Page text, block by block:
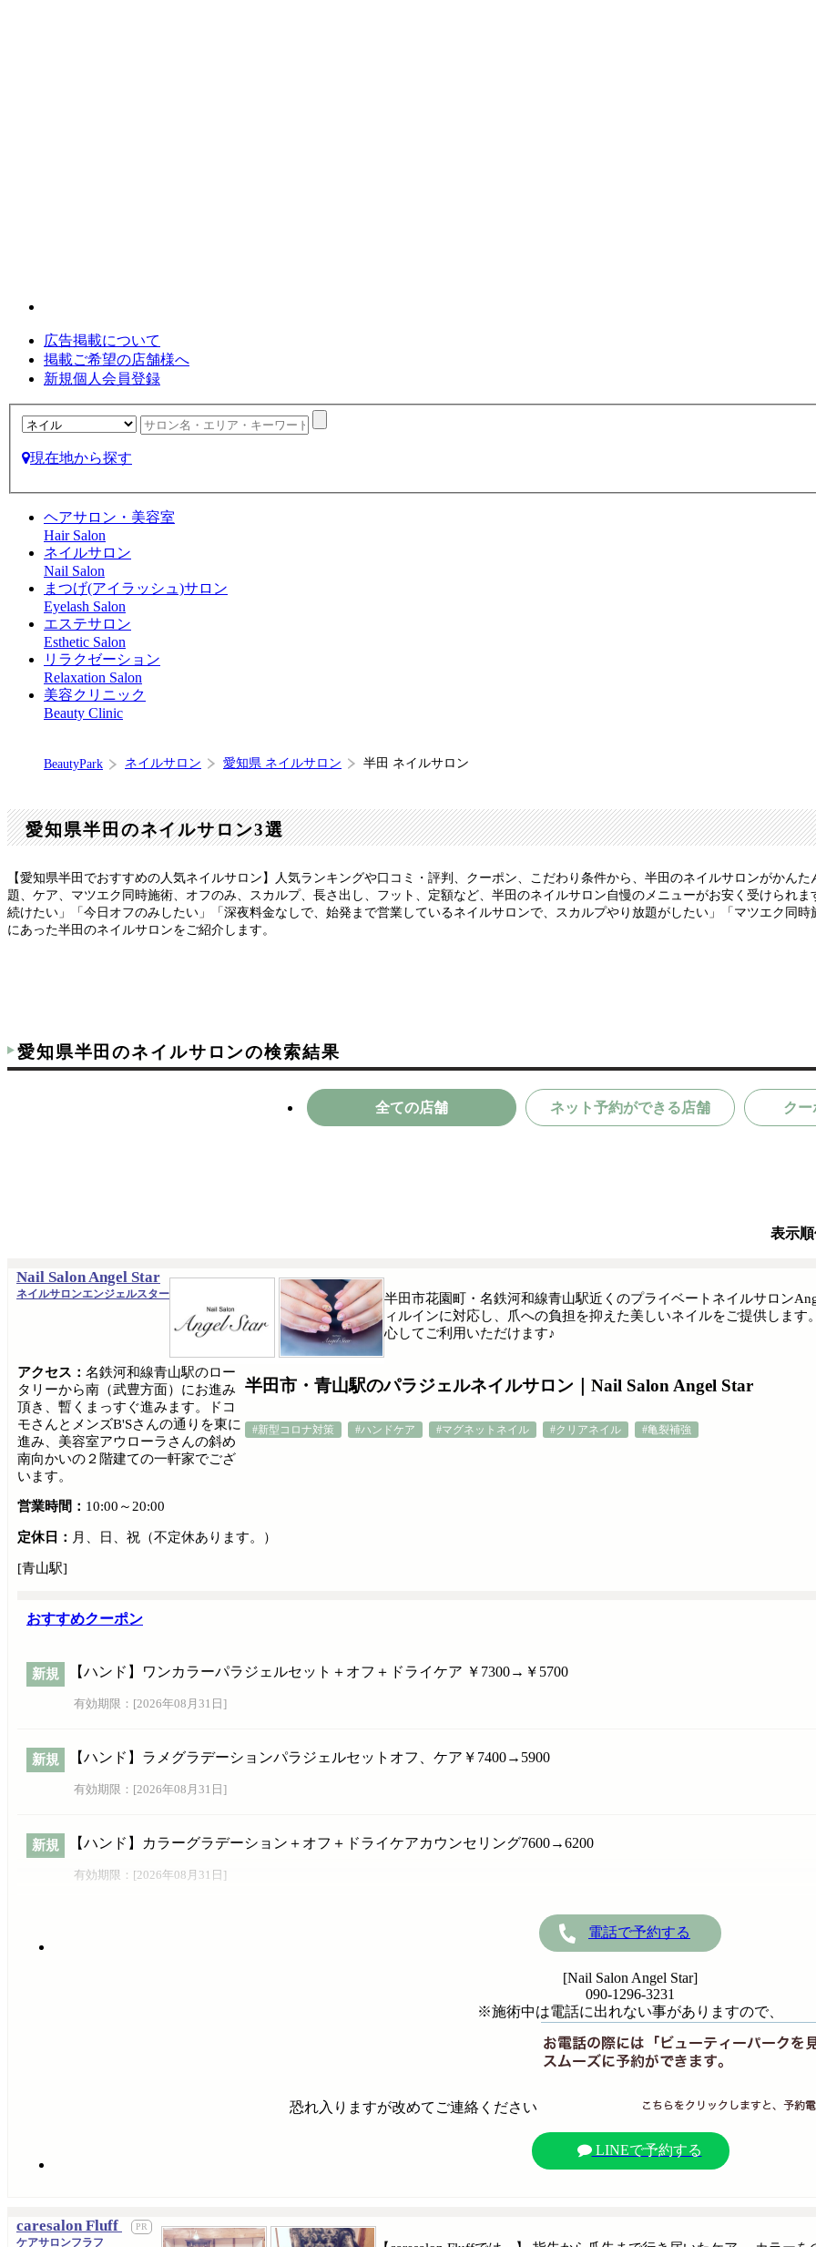
広告掲載について
掲載ご希望の店舗様へ
新規個人会員登録
現在地から探す
ヘアサロン・美容室
Hair Salon
ネイルサロン
Nail Salon
まつげ(アイラッシュ)サロン
Eyelash Salon
エステサロン
Esthetic Salon
リラクゼーション
Relaxation Salon
美容クリニック
Beauty Clinic
BeautyPark ネイルサロン 愛知県 ネイルサロン 半田 ネイルサロン
愛知県半田のネイルサロン3選
【愛知県半田でおすすめの人気ネイルサロン】人気ランキングや口コミ・評判、クーポン、こだわり条件から、半田のネイルサロンがかん
題、ケア、マツエク同時施術、オフのみ、スカルプ、長さ出し、フット、定額など、半田のネイルサロン自慢のメニューがお安く受けられ
続けたい」「今日オフのみしたい」「深夜料金なしで、始発まで営業しているネイルサロンで、スカルプやり放題がしたい」「マツエク同
にあった半田のネイルサロンをご紹介します。
愛知県半田のネイルサロンの検索結果
全ての店舗 ネット予約ができる店舗 クー
表示
Nail Salon Angel Star
ネイルサロンエンジェルスター
半田市・青山駅のパラジェルネイルサロン｜Nail Salon Angel Star
#新型コロナ対策 #ハンドケア #マグネットネイル #クリアネイル #亀裂補強
半田市花園町・名鉄河和線青山駅近くのプライベートネイルサロン
ィルインに対応し、爪への負担を抑えた美しいネイルをご提供しま
心してご利用いただけます♪
アクセス： 名鉄河和線青山駅のロー
タリーから南（武豊方面）にお進み
頂き、暫くまっすぐ進みます。ドコ
モさんとメンズB'Sさんの通りを東に
進み、美容室アウローラさんの斜め
南向かいの２階建ての一軒家でござ
います。
営業時間： 10:00～20:00
定休日： 月、日、祝（不定休あります。）
[青山駅]
おすすめクーポン
新規 【ハンド】ワンカラーパラジェルセット＋オフ＋ドライケア ￥7300→￥5700
有効期限：[2026年08月31日 ]
新規 【ハンド】ラメグラデーションパラジェルセットオフ、ケア￥7400→5900
有効期限：[2026年08月31日 ]
新規 【ハンド】カラーグラデーション＋オフ＋ドライケアカウンセリング7600→6200
有効期限：[2026年08月31日 ]
電話で予約する
[Nail Salon Angel Star]
090-1296-3231
※施術中は電話に出れない事がありますので、
恐れ入りますが改めてご連絡ください
LINEで予約する
caresalon Fluff
ケアサロンフラフ